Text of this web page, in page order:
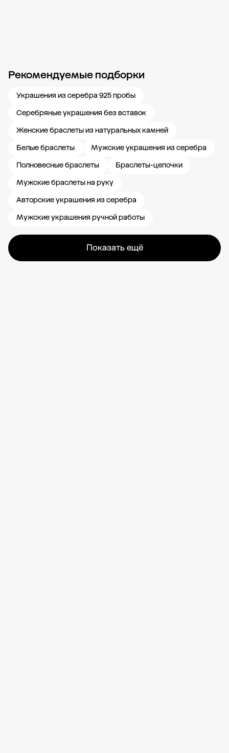
Рекомендуемые подборки
Украшения из серебра 925 пробы
Серебряные украшения без вставок
Женские браслеты из натуральных камней
Белые браслеты
Мужские украшения из серебра
Полновесные браслеты
Браслеты-цепочки
Мужские браслеты на руку
Авторские украшения из серебра
Мужские украшения ручной работы
Показать ещё
Новости компании Журнал ЗОЛОТОЙ Блог